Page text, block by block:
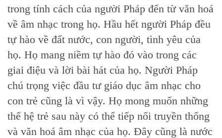
trong tính cách của người Pháp đến từ văn hoá
về âm nhạc trong họ. Hầu hết người Pháp đều
tự hào về đất nước, con người, tình yêu của
họ. Họ mang niềm tự hào đó vào trong các
giai điệu và lời bài hát của họ. Người Pháp
chú trọng việc đầu tư giáo dục âm nhạc cho
con trẻ cũng là vì vậy. Họ mong muốn những
thế hệ trẻ sau này có thể tiếp nối truyền thống
và văn hoá âm nhạc của họ. Đây cũng là nước